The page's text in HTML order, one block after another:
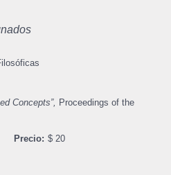
Concepts”,
Proceedings of the
Precio: $ 20